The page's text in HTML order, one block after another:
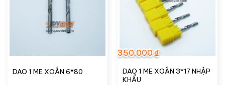
DAO 1 ME XOẮN 6*80
DAO 1 ME XOẮN 3*17 NHẬP
KHẨU
350,000₫